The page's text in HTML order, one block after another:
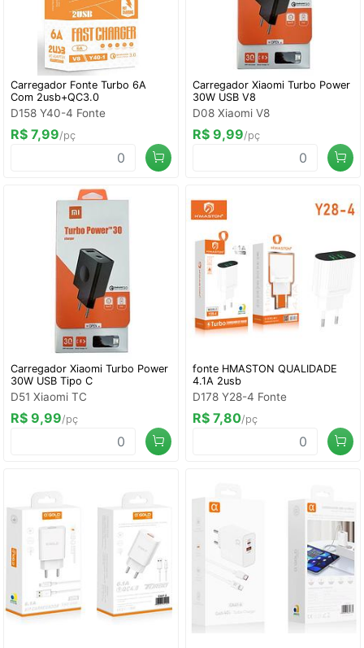
Carregador Fonte Turbo 6A
Com 2usb+QC3.0
D158 Y40-4 Fonte
R$ 7,99/pç
Carregador Xiaomi Turbo Power
30W USB V8
D08 Xiaomi V8
R$ 9,99/pç
Carregador Xiaomi Turbo Power
30W USB Tipo C
D51 Xiaomi TC
R$ 9,99/pç
fonte HMASTON QUALIDADE
4.1A 2usb
D178 Y28-4 Fonte
R$ 7,80/pç